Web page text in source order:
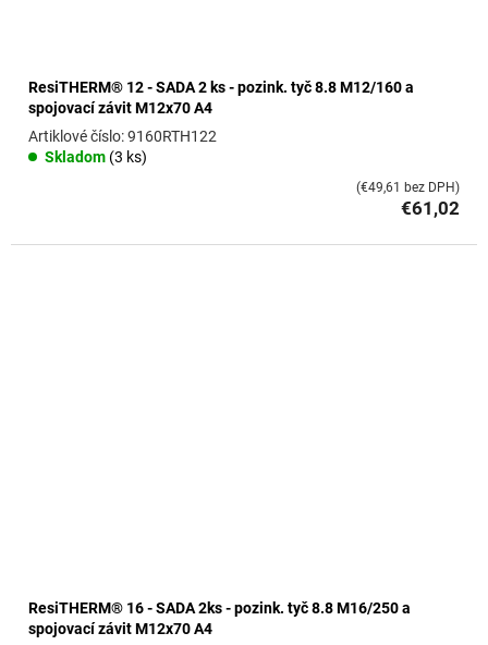
ResiTHERM® 12 - SADA 2 ks - pozink. tyč 8.8 M12/160 a
spojovací závit M12x70 A4
Skladom (3 ks)
9160RTH122
€61,02
(€49,61 bez DPH)
ResiTHERM® 16 - SADA 2ks - pozink. tyč 8.8 M16/250 a
spojovací závit M12x70 A4